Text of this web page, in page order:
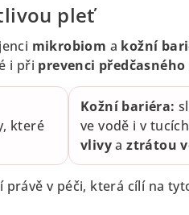
pleť
mikrobiom a kožní
i při prevenci
které
Kožní bariéra:
ve vodě i v
vlivyaztrátou
v péči, která cílí na